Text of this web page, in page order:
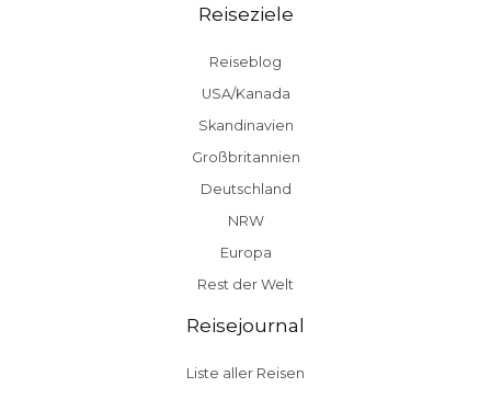
Reiseziele
Reiseblog
USA/Kanada
Skandinavien
Großbritannien
Deutschland
NRW
Europa
Rest der Welt
Reisejournal
Liste aller Reisen